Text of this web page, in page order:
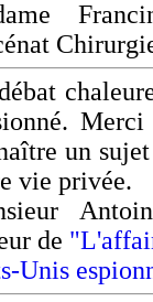
un
vie privée.
de
Unis